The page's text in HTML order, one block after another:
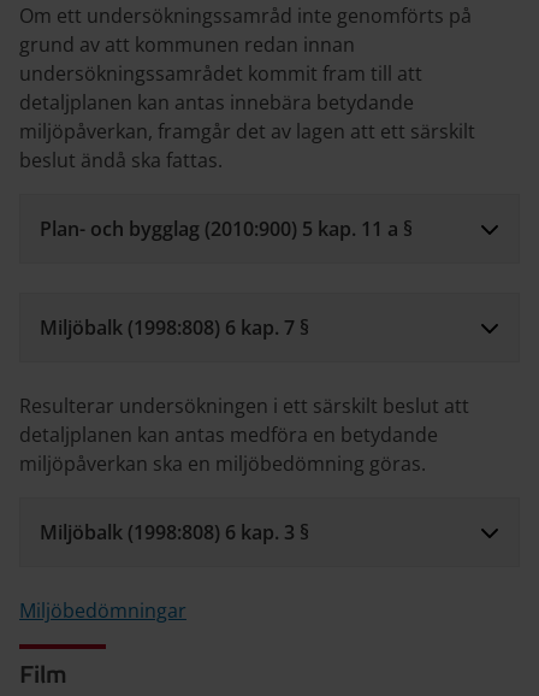
Om ett undersökningssamråd inte genomförts på
grund av att kommunen redan innan
undersökningssamrådet kommit fram till att
detaljplanen kan antas innebära betydande
miljöpåverkan, framgår det av lagen att ett särskilt
beslut ändå ska fattas.
Plan- och bygglag (2010:900) 5 kap. 11 a §
Miljöbalk (1998:808) 6 kap. 7 §
Resulterar undersökningen i ett särskilt beslut att
detaljplanen kan antas medföra en betydande
miljöpåverkan ska en miljöbedömning göras.
Miljöbalk (1998:808) 6 kap. 3 §
Miljöbedömningar
Film